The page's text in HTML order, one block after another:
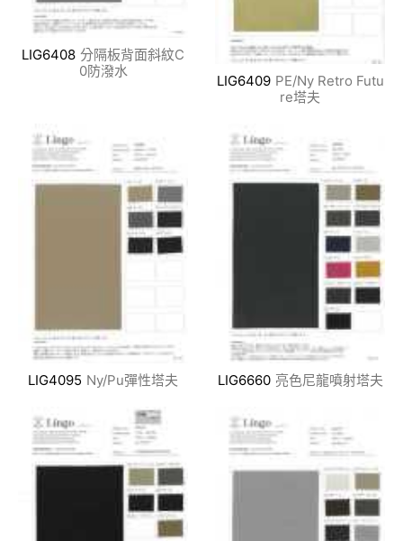
LIG6408 分隔板背面斜紋C
0防潑水
LIG6409 PE/Ny Retro Futu
re塔夫
LIG4095 Ny/Pu彈性塔夫 LIG6660 亮色尼龍噴射塔夫